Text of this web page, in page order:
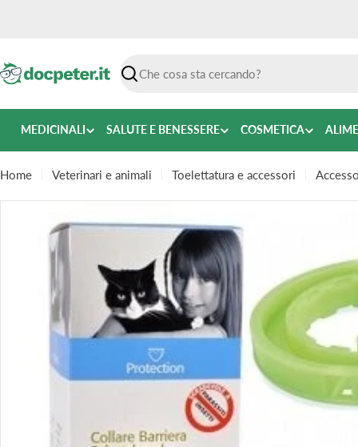
Ricerca
MEDICINALI SALUTE E BENESSERE COSMETICA
Home Veterinari e animali Toelettatura e accessori
informazioni